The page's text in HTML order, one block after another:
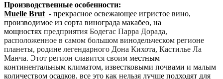
Производственные особенности:
Muelle Brut- прекрасное освежающее игристое вино,
производимое из сорта винограда макабео, на
мощностях предприятия Бодегас Парра Дорада,
расположенное в самом большом винодельческом регионе
планеты, родине легендарного Дона Кихота, Кастилье Ла
Манча. Этот регион славится своим местным
континентальным климатом, известковыми почвами и малым
количеством осадков, все это как нельзя лучше подходят для